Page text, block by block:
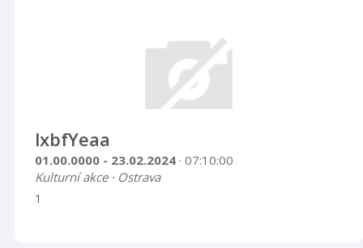
lxbfYeaa
01.00.0000 - 23.02.2024 · 07:10:00
Kulturní akce · Ostrava
1